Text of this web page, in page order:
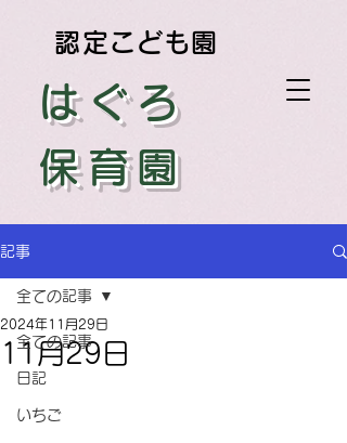
はぐろ
保育園
認定こども園
記事
全ての記事
日記
いちご
全ての記事
11月29日
2024年11月29日